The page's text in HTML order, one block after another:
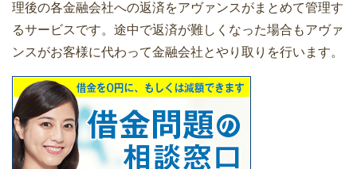
理後の各金融会社への返済をアヴァンスがまとめて管理す
るサービスです。途中で返済が難しくなった場合もアヴァ
ンスがお客様に代わって金融会社とやり取りを行います。